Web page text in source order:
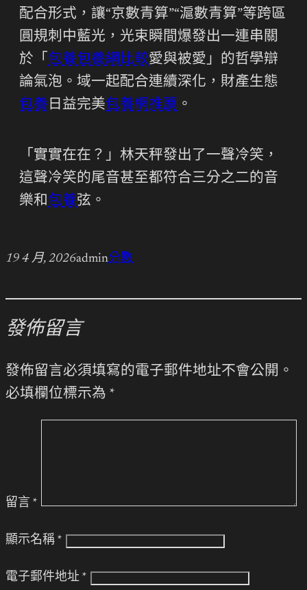
配合形式，讓“京數青算”“滬數青算”等跨區
圓規刺中藍光，光束瞬間爆發出一連串關
於「 包養包養網比較愛與被愛」的哲學辯
論氣泡。域一起配合連續深化，財產生態
包養 日益完美包養網推薦 。
「實實在在？」林天秤發出了一聲冷笑，
這聲冷笑的尾音甚至都符合三分之二的音
樂和包養弦。
19 4 月, 2026admin分數
發佈留言
發佈留言必須填寫的電子郵件地址不會公開。
必填欄位標示為 *
留言 *
顯示名稱 *
電子郵件地址 *